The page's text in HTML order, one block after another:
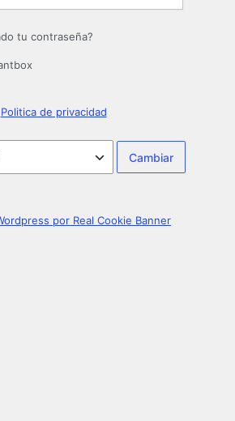
tu contraseña?
Politica de privacidad
por Real Cookie Banner